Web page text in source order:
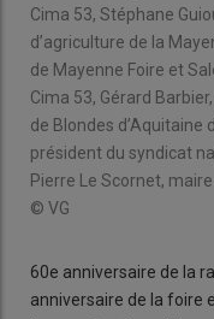
Cima 53, Stéphane
d’agriculture de la
de Mayenne Foire et
Cima 53, Gérard
de Blondes d’Aquitaine
président du syndicat
Pierre Le Scornet,
© VG
60e anniversaire de la
anniversaire de la foire